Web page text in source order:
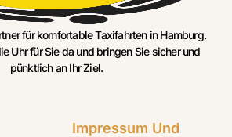
für komfortable Taxifahrten in Hamburg.
Uhr für Sie da und bringen Sie sicher und
pünktlich an Ihr Ziel.
Impressum Und